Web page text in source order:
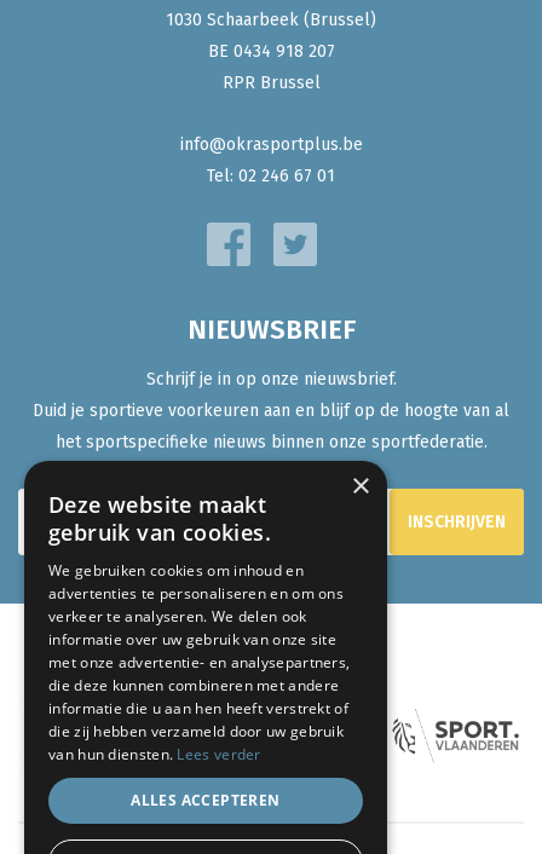
1030 Schaarbeek (Brussel)
BE 0434 918 207
RPR Brussel
info@okrasportplus.be
Tel: 02 246 67 01
NIEUWSBRIEF
Schrijf je in op onze nieuwsbrief.
Duid je sportieve voorkeuren aan en blijf op de hoogte van al
het sportspecifieke nieuws binnen onze sportfederatie.
ONZE PARTNERS:
×
Deze website maakt
gebruik van cookies.
We gebruiken cookies om inhoud en
advertenties te personaliseren en om ons
verkeer te analyseren. We delen ook
informatie over uw gebruik van onze site
met onze advertentie- en analysepartners,
die deze kunnen combineren met andere
informatie die u aan hen heeft verstrekt of
die zij hebben verzameld door uw gebruik
van hun diensten. Lees verder
ALLES ACCEPTEREN